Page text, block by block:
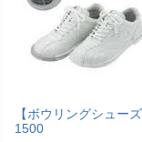
【ボウリングシュー
1500